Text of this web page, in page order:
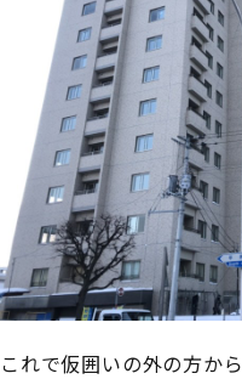
これで仮囲いの外の方か